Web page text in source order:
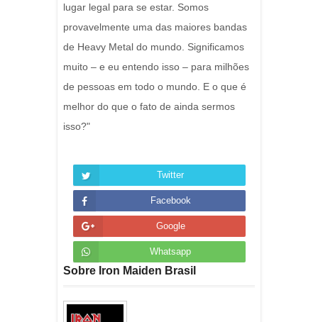
lugar legal para se estar. Somos
provavelmente uma das maiores bandas
de Heavy Metal do mundo. Significamos
muito – e eu entendo isso – para milhões
de pessoas em todo o mundo. E o que é
melhor do que o fato de ainda sermos
isso?"
Twitter
Facebook
Google
Whatsapp
Sobre Iron Maiden Brasil